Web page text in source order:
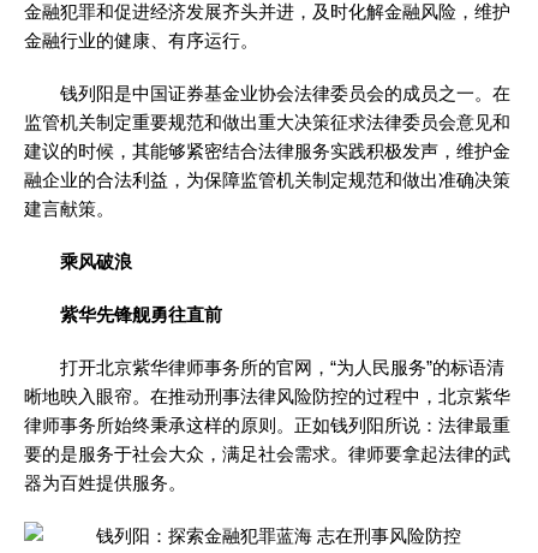
金融犯罪和促进经济发展齐头并进，及时化解金融风险，维护
金融行业的健康、有序运行。
钱列阳是中国证券基金业协会法律委员会的成员之一。在
监管机关制定重要规范和做出重大决策征求法律委员会意见和
建议的时候，其能够紧密结合法律服务实践积极发声，维护金
融企业的合法利益，为保障监管机关制定规范和做出准确决策
建言献策。
乘风破浪
紫华先锋舰勇往直前
打开北京紫华律师事务所的官网，“为人民服务”的标语清
晰地映入眼帘。在推动刑事法律风险防控的过程中，北京紫华
律师事务所始终秉承这样的原则。正如钱列阳所说：法律最重
要的是服务于社会大众，满足社会需求。律师要拿起法律的武
器为百姓提供服务。